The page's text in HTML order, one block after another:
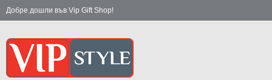
Добре дошли във Vip Gift Shop!